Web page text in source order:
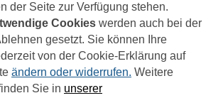
der Seite zur Verfügung stehen.
Cookies werden auch bei der
gesetzt. Sie können Ihre
von der Cookie-Erklärung auf
ändern oder widerrufen. Weitere
Sie in unserer
Werkleitung